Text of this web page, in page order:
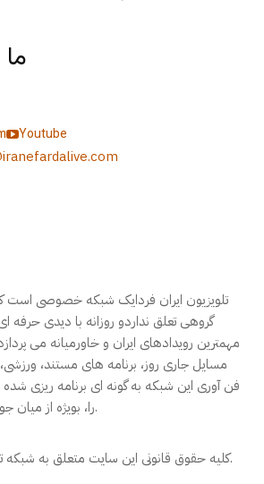
Youtube
تلویزیون ایران فردایک شبکه خصوصی
گروهی تعلق نداردو روزانه با دیدی حرفه
مسایل جاری روز، برنامه های مستند،
فن آوری این شبکه به گونه ای برنامه ریزی
را، بویژه از میان جوانان، به خود جذب کنند.
کلیه حقوق قانونی این سایت متعلق به شبکه تلویزیون ایران فردا است.